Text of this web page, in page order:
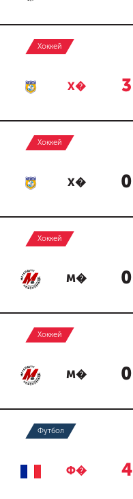
Хоккей
Х� 3
Хоккей
Х� 0
Хоккей
М� 0
Хоккей
М� 0
Футбол
Ф� 4